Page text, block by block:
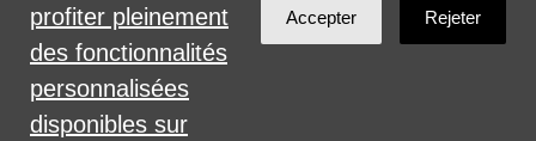
Créé avec
profiter pleinement
des fonctionnalités
personnalisées
disponibles sur
Accepter Rejeter